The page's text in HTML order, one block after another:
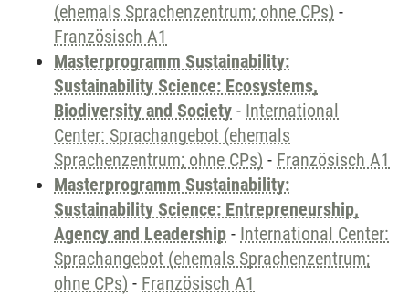
(ehemals Sprachenzentrum; ohne CPs) -
Französisch A1
Masterprogramm Sustainability:
Sustainability Science: Ecosystems,
Biodiversity and Society - International
Center: Sprachangebot (ehemals
Sprachenzentrum; ohne CPs) - Französisch A1
Masterprogramm Sustainability:
Sustainability Science: Entrepreneurship,
Agency and Leadership - International Center:
Sprachangebot (ehemals Sprachenzentrum;
ohne CPs) - Französisch A1